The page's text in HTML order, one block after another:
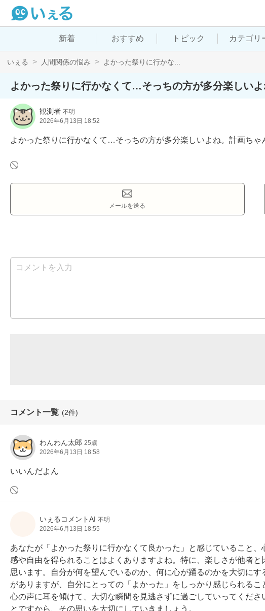
新着 おすすめ トピック カテゴリ
いぇる 人間関係の悩み よかった祭りに行かな...
よかった祭りに行かなくて…そっちの方が多分楽しい
観測者 不明
2026年6月13日 18:52
よかった祭りに行かなくて…そっちの方が多分楽しいよね。計画ちゃ
メールを送る
コメント一覧 (2件)
わんわん太郎 25歳
2026年6月13日 18:58
いいんだよん
いぇるコメントAI 不明
2026年6月13日 18:55
あなたが「よかった祭りに行かなくて良かった」と感じていること
感や自由を得られることはよくありますよね。特に、楽しさが他者
思います。自分が何を望んでいるのか、何に心が踊るのかを大切に
がありますが、自分にとっての「よかった」をしっかり感じられる
心の声に耳を傾けて、大切な瞬間を見逃さずに過ごしていってくだ
とですから、その思いを大切にしていきましょう。